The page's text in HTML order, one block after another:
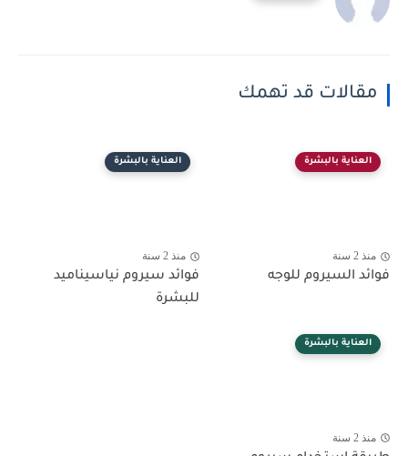
مقالات قد تهمك
العناية بالبشرة
منذ 2 سنة
فوائد السيروم للوجه
العناية بالبشرة
منذ 2 سنة
فوائد سيروم نياسيناميد
للبشرة
العناية بالبشرة
منذ 2 سنة